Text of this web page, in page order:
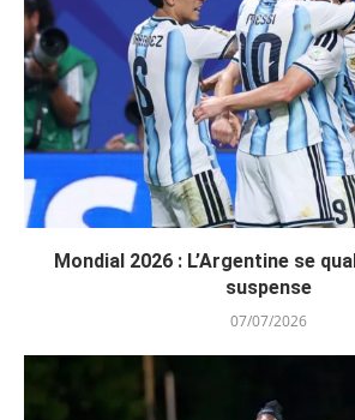
Mondial 2026 : L’Argentine se
suspense
07/07/2026